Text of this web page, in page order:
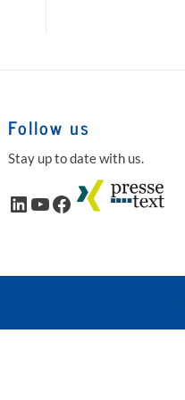
Follow us
Stay up to date with us.
LinkedIn
YouTube
Facebook